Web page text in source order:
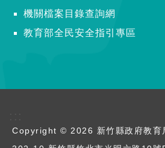
機關檔案目錄查詢網
教育部全民安全指引專區